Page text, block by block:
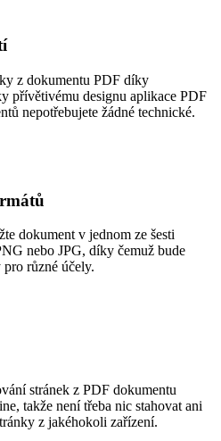
z dokumentu PDF díky
přívětivému designu aplikace PDF
nepotřebujete žádné technické.
dokument v jednom ze šesti
nebo JPG, díky čemuž bude
různé účely.
stránek z PDF dokumentu
takže není třeba nic stahovat ani
z jakéhokoli zařízení.